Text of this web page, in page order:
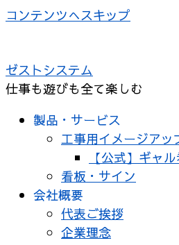
コンテンツへスキップ
ゼストシステム
仕事も遊びも全て楽しむ
製品・サービス
工事用イメージアッ
【公式】ギャ
看板・サイン
会社概要
代表ご挨拶
企業理念